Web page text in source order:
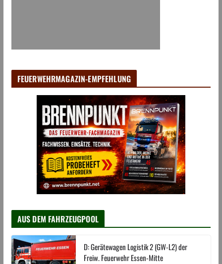
FEUERWEHRMAGAZIN-EMPFEHLUNG
AUS DEM FAHRZEUGPOOL
D: Gerätewagen Logistik 2 (GW-L2) der
Freiw. Feuerwehr Essen-Mitte